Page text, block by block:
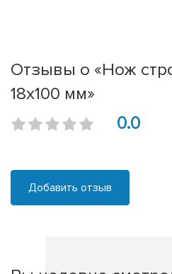
Отзывы о «Нож
18х100 мм»
0.0
Добавить отзыв